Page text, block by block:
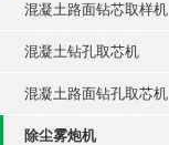
混凝土路面钻芯取样机
混凝土钻孔取芯机
混凝土路面钻孔取芯机
除尘雾炮机